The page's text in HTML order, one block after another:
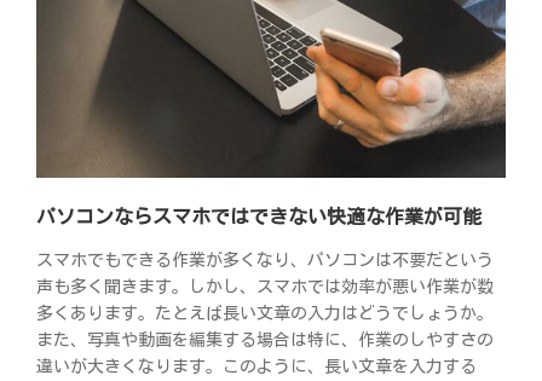
パソコンならスマホではできない快適な作業が可能
スマホでもできる作業が多くなり、パソコンは不要だという
声も多く聞きます。しかし、スマホでは効率が悪い作業が数
多くあります。たとえば長い文章の入力はどうでしょうか。
また、写真や動画を編集する場合は特に、作業のしやすさの
違いが大きくなります。このように、長い文章を入力する